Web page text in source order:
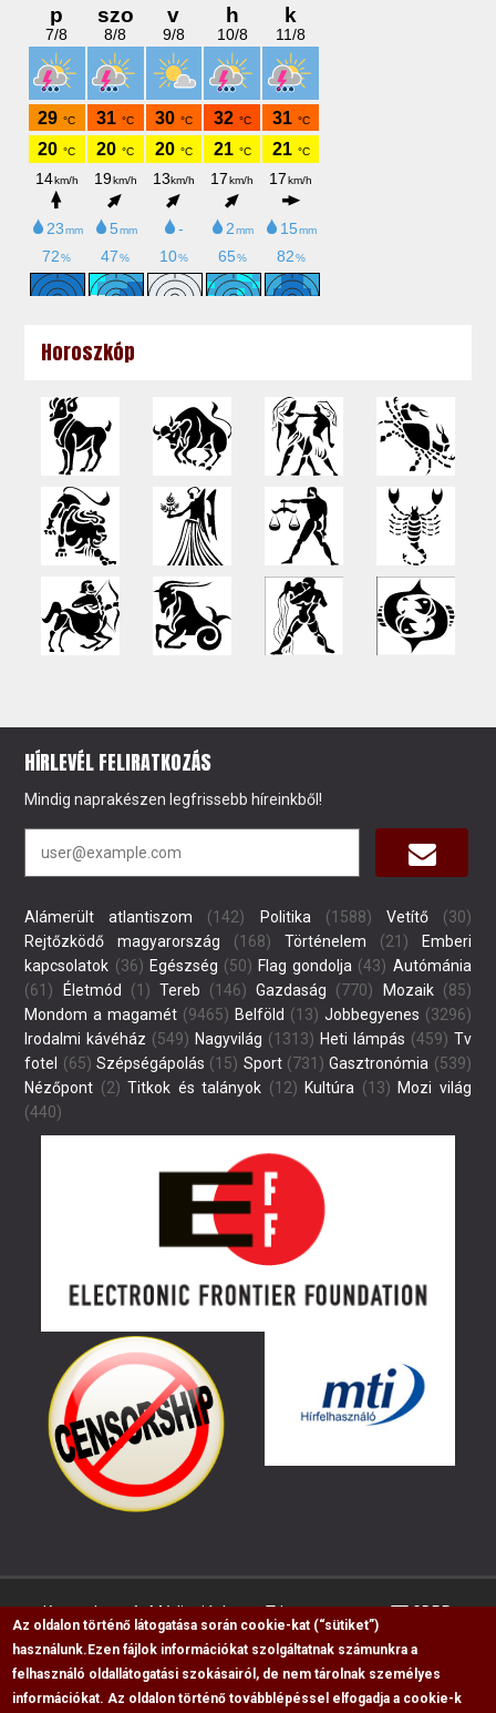
Horoszkóp
HÍRLEVÉL FELIRATKOZÁS
Mindig naprakészen legfrissebb híreinkből!
Alámerült atlantiszom (142) Politika (1588) Vetítő(30)
Rejtőzködő magyarország (168) Történelem (21)
Emberi
kapcsolatok (36) Egészség (50) Flag gondolja (43) Autómánia
(61)
Életmód (1) Tereb (146) Gazdaság (770) Mozaik(85)
Mondom a magamét (9465) Belföld (13) Jobbegyenes (3296)
Irodalmi kávéház (549) Nagyvilág (1313) Heti lámpás (459) Tv
fotel
(65) Szépségápolás (15) Sport(731) Gasztronómia (539)
Nézőpont (2) Titkok és talányok (12) Kultúra (13) Mozi világ
(440)
Kapcsolat Médiaajánlat Impresszum GDPR
RSS
Az oldalon történő látogatása során cookie-kat (“sütiket”)
használunk. Ezen fájlok információkat szolgáltatnak számunkra a
felhasználó oldallátogatási szokásairól, de nem tárolnak személyes
információkat. Az oldalon történő továbblépéssel elfogadja a cookie-k